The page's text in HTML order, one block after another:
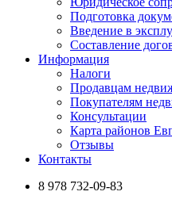
Подготовка
Введение в
Составление
Информация
Налоги
Продавцам
Покупателям
Консультации
Карта районов
Отзывы
Контакты
8 978 732-09-83